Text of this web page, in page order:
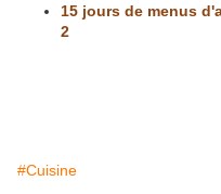
15 jours de menus
2
#Cuisine